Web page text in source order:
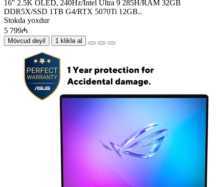
16" 2.5K OLED, 240Hz/Intel Ultra 9 285H/RAM 32GB
DDR5X/SSD 1TB G4/RTX 5070Ti 12GB..
Stokda yoxdur
5 799₼
Mövcud deyil 1 kliklə al